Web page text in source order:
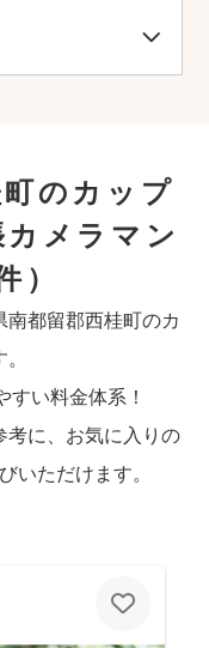
のカップ
メラマン
）
都留郡西桂町のカ
い料金体系！
考に、お気に入りの
いただけます。